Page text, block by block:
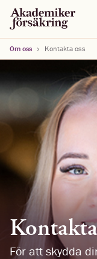
Om oss Kontakta oss
För att skydda